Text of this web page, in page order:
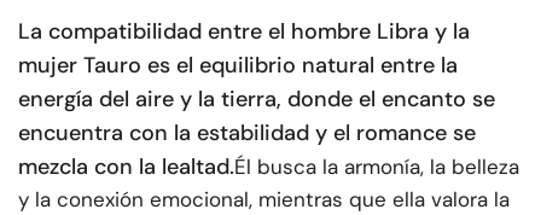
La compatibilidad entre el hombre Libra y la
mujer Tauro es el equilibrio natural entre la
energía del aire y la tierra, donde el encanto se
encuentra con la estabilidad y el romance se
mezcla con la lealtad.Él busca la armonía, la belleza
y la conexión emocional, mientras que ella valora la